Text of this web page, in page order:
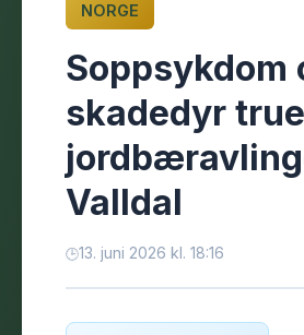
NORGE
Soppsykdom
skadedyr
Valldal
13. juni 2026 kl. 18:16